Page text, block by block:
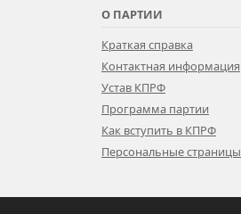
О ПАРТИИ
Краткая справка
Контактная информация
Устав КПРФ
Программа партии
Как вступить в КПРФ
Персональные страницы